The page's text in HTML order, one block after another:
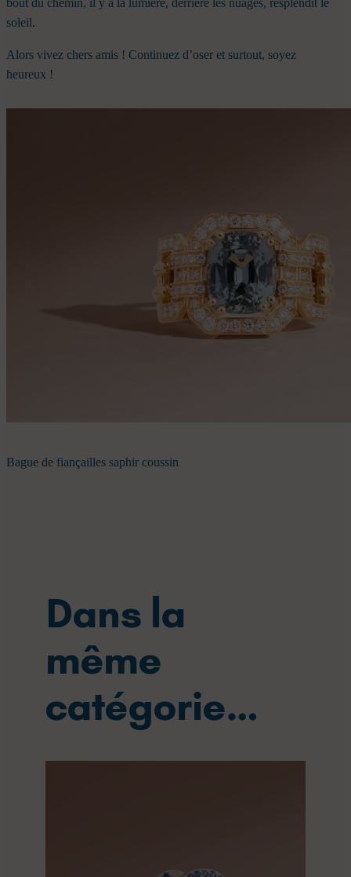
bout du chemin, il y a la lumière, derrière les nuages, resplendit le
soleil.
Alors vivez chers amis ! Continuez d’oser et surtout, soyez
heureux !
Bague de fiançailles saphir coussin
Dans la
même
catégorie…